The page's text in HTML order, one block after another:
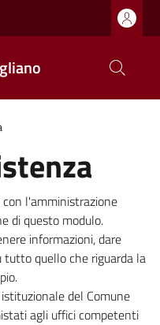
l'amministrazione
di questo modulo.
informazioni, dare
quello che riguarda la
del Comune
agli uffici competenti